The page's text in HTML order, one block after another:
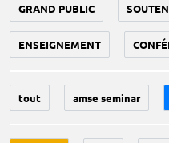
GRAND PUBLIC
ENSEIGNEMENT
tout amse seminar